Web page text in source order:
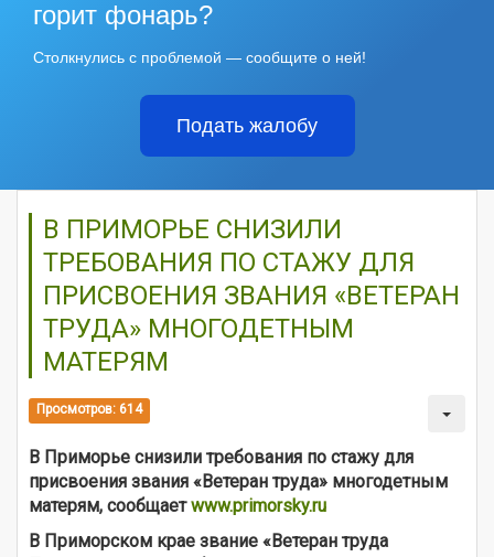
горит фонарь?
Столкнулись с проблемой — сообщите о ней!
Подать жалобу
В ПРИМОРЬЕ СНИЗИЛИ
ТРЕБОВАНИЯ ПО СТАЖУ ДЛЯ
ПРИСВОЕНИЯ ЗВАНИЯ «ВЕТЕРАН
ТРУДА» МНОГОДЕТНЫМ
МАТЕРЯМ
Просмотров: 614
В Приморье снизили требования по стажу для
присвоения звания «Ветеран труда» многодетным
матерям, сообщаетwww.primorsky.ru
В Приморском крае звание «Ветеран труда